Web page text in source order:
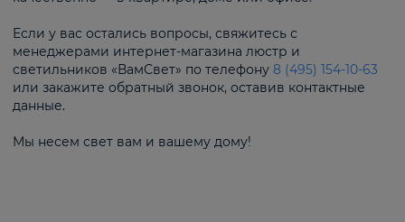
Если у вас остались вопросы, свяжитесь с
менеджерами интернет-магазина люстр и
светильников «ВамСвет» по телефону 8 (495) 154-10-63
или закажите обратный звонок, оставив контактные
данные.
Мы несем свет вам и вашему дому!